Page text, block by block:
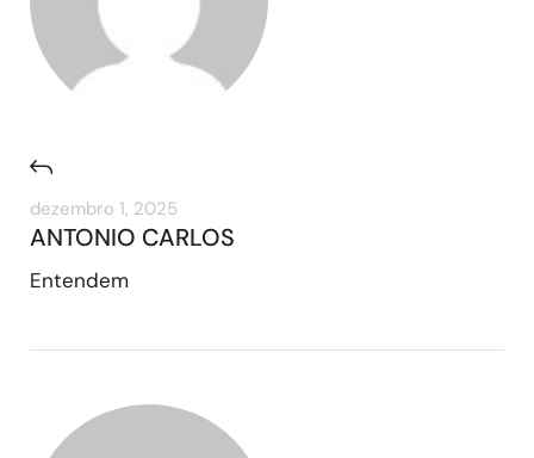
dezembro 1, 2025
ANTONIO CARLOS
Entendem